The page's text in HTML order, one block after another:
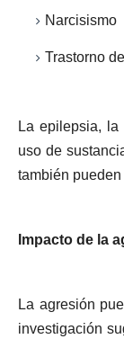
Narcisismo
Trastorno
La epilepsia,
uso de
también
Impacto de la
La agresión
investigación